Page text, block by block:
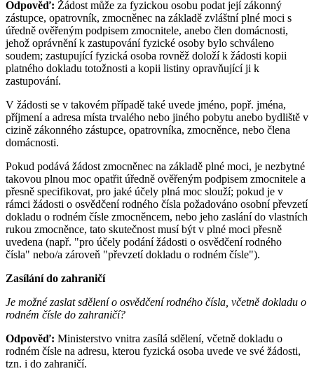
Odpověď: Žádost může za fyzickou osobu podat její zákonný
zástupce, opatrovník, zmocněnec na základě zvláštní plné moci s
úředně ověřeným podpisem zmocnitele, anebo člen domácnosti,
jehož oprávnění k zastupování fyzické osoby bylo schváleno
soudem; zastupující fyzická osoba rovněž doloží k žádosti kopii
platného dokladu totožnosti a kopii listiny opravňující ji k
zastupování.
V žádosti se v takovém případě také uvede jméno, popř. jména,
příjmení a adresa místa trvalého nebo jiného pobytu anebo bydliště v
cizině zákonného zástupce, opatrovníka, zmocněnce, nebo člena
domácnosti.
Pokud podává žádost zmocněnec na základě plné moci, je nezbytné
takovou plnou moc opatřit úředně ověřeným podpisem zmocnitele a
přesně specifikovat, pro jaké účely plná moc slouží; pokud je v
rámci žádosti o osvědčení rodného čísla požadováno osobní převzetí
dokladu o rodném čísle zmocněncem, nebo jeho zaslání do vlastních
rukou zmocněnce, tato skutečnost musí být v plné moci přesně
uvedena (např. "pro účely podání žádosti o osvědčení rodného
čísla" nebo/a zároveň "převzetí dokladu o rodném čísle").
Zasílání do zahraničí
Je možné zaslat sdělení o osvědčení rodného čísla, včetně dokladu o
rodném čísle do zahraničí?
Odpověď: Ministerstvo vnitra zasílá sdělení, včetně dokladu o
rodném čísle na adresu, kterou fyzická osoba uvede ve své žádosti,
tzn. i do zahraničí.